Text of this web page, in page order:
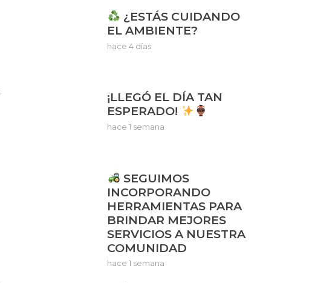
¿ESTÁS CUIDANDO
EL AMBIENTE?
hace 4 días
¡LLEGÓ EL DÍA TAN
ESPERADO!
hace 1 semana
SEGUIMOS
INCORPORANDO
HERRAMIENTAS PARA
BRINDAR MEJORES
SERVICIOS A NUESTRA
COMUNIDAD
hace 1 semana